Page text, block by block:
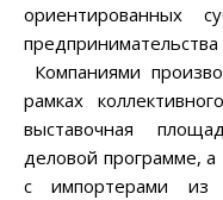
ориентированных
Компаниями
рамках
выставочная
деловой программе,
с импортерами из